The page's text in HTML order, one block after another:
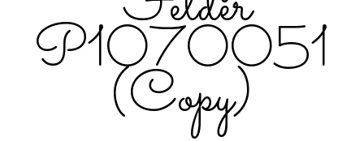
P1070051
(Copy)